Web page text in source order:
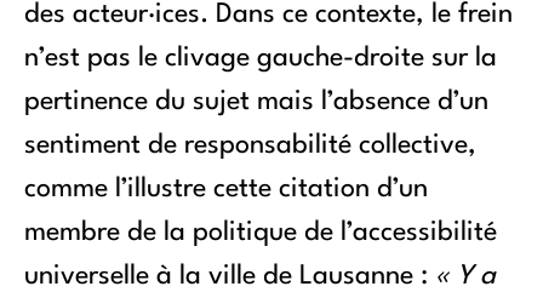
des acteur·ices. Dans ce contexte, le frein
n’est pas le clivage gauche-droite sur la
pertinence du sujet mais l’absence d’un
sentiment de responsabilité collective,
comme l’illustre cette citation d’un
membre de la politique de l’accessibilité
universelle à la ville de Lausanne : « Y a